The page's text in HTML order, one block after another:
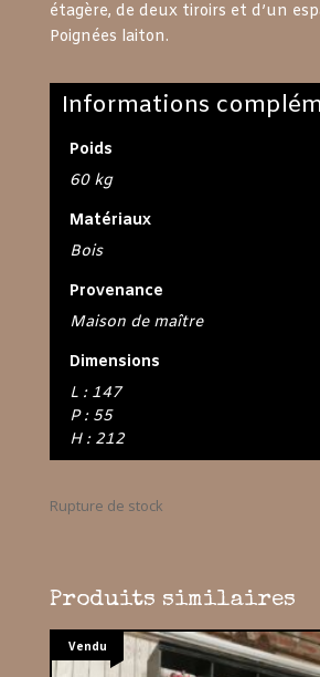
étagère, de deux tiroirs et d’un
Poignées laiton.
Informations
Poids
60 kg
Matériaux
Bois
Provenance
Maison de maître
Dimensions
L : 147
P : 55
H : 212
Rupture de stock
Produits similaires
Vendu